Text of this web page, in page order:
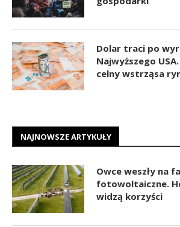
Dolar traci po
Najwyższego
celny wstrząsa
NAJNOWSZE ARTYKUŁY
Owce weszły na
fotowoltaiczne.
widzą korzyści